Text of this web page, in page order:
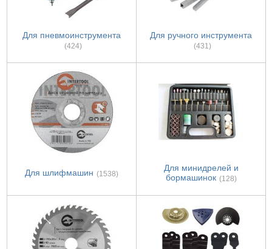
Для пневмоинструмента
(424)
Для ручного инструмента
(431)
Для шлифмашин (1538)
Для минидрелей и
бормашинок (128)